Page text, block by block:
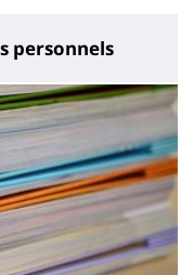
personnels